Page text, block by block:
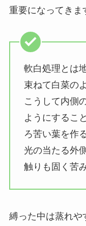
重要になってきま
軟白処理とは
束ねて白菜の
こうして内側
ようにするこ
ろ苦い葉を作
光の当たる外
触りも固く苦
縛った中は蒸れや